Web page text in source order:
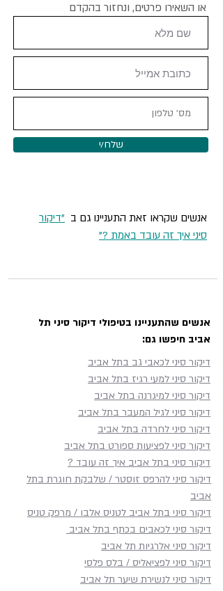
או השאירו פרטים, ונחזור בהקדם
שלח/י
אנשים שקראו זאת התעניינו גם ב "דיקור
סיני איך זה עובד באמת ?"
אנשים שהתעניינו בטיפולי דיקור סיני תל
אביב חיפשו גם:
דיקור סיני לכאבי גב בתל אביב
דיקור סיני למעי רגיז בתל אביב
דיקור סיני למיגרנה בתל אביב
דיקור סיני לגיל המעבר בתל אביב
דיקור סיני לחרדה בתל אביב
דיקור סיני לפציעות ספורט בתל אביב
דיקור סיני בתל אביב איך זה עובד ?
דיקור סיני להרפס זוסטר / שלבקת חוגרת בתל
אביב
דיקור סיני בתל אביב לטניס אלבו / מרפק טניס
דיקור סיני לכאבים בכתף​ בתל אביב
דיקור סיני אלרגיות תל אביב
דיקור סיני לפציאליס / בלס פלסי
דיקור סיני לנשירת שיער תל אביב